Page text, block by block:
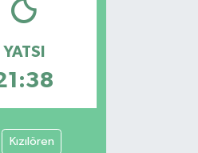
YATSI
Kızılören